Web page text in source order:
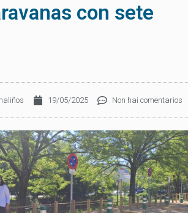
con sete
19/05/2025 Non hai comentarios